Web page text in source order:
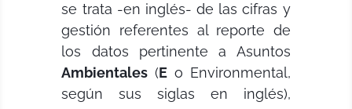
se trata -en inglés- de las cifras y
gestión referentes al reporte de
los datos pertinente a Asuntos
Ambientales (E o Environmental,
según sus siglas en inglés),